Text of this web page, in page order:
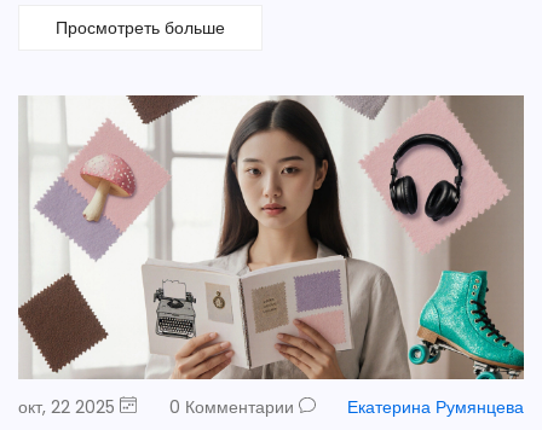
Просмотреть больше
окт, 22 2025 0 Комментарии Екатерина Румянцева